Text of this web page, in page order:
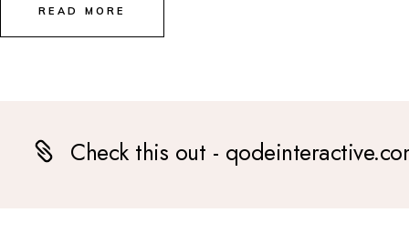
READ MORE
Check this out -